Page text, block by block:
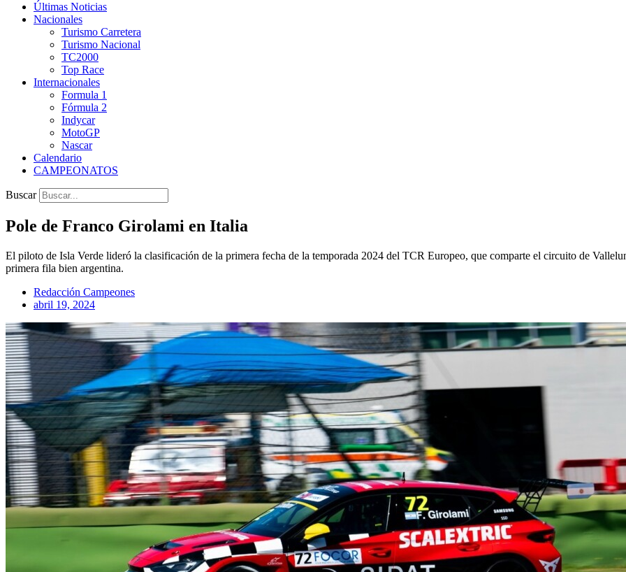
Últimas Noticias
Nacionales
Turismo Carretera
Turismo Nacional
TC2000
Top Race
Internacionales
Formula 1
Fórmula 2
Indycar
MotoGP
Nascar
Calendario
CAMPEONATOS
Buscar
Pole de Franco Girolami en Italia
El piloto de Isla Verde lideró la clasificación de la primera fecha de la temporada 2024 del TCR Europeo, que comparte el circuito de
primera fila bien argentina.
Redacción Campeones
abril 19, 2024